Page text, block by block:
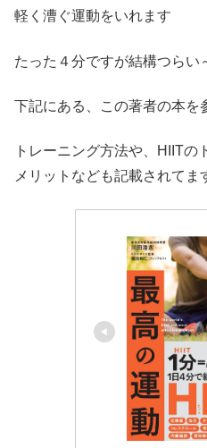
軽く漕ぐ運動をいれます
たった４分ですが結構つらい
下記にある、この著者の本を
トレーニング方法や、HIIT
メリットなども記載されてま